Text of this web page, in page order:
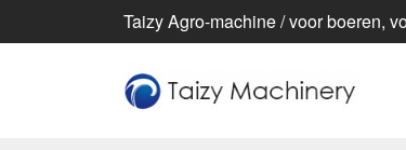
Taizy Agro-machine / voor boeren,